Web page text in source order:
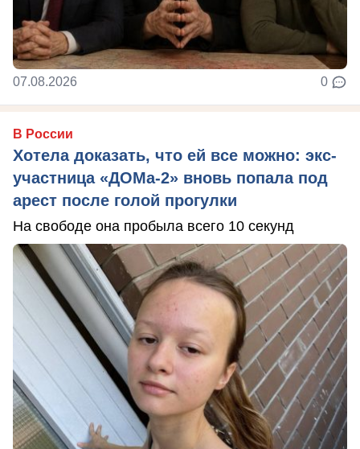
07.08.2026 0
В России
Хотела доказать, что ей все можно: экс-
участница «ДОМа-2» вновь попала под
арест после голой прогулки
На свободе она пробыла всего 10 секунд